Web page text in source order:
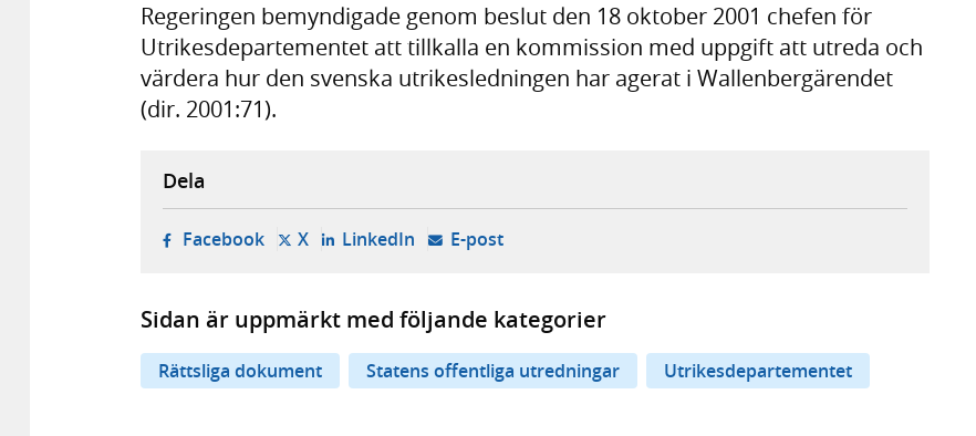
Regeringen bemyndigade genom beslut den 18 oktober 2001 chefen för
Utrikesdepartementet att tillkalla en kommission med uppgift att utreda och
värdera hur den svenska utrikesledningen har agerat i Wallenbergärendet
(dir. 2001:71).
Dela
Facebook- öppnas i ny flik, extern webbplats,
X- öppnas i ny flik, extern webbplats,
LinkedIn- öppnas i ny flik, extern webbplats,
E-post- öppnar din e-postklient,
Sidan är uppmärkt med följande kategorier
Rättsliga dokument Statens offentliga utredningar Utrikesdepartementet